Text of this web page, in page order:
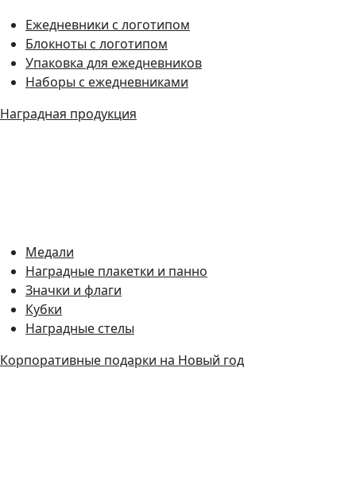
Ежедневники с логотипом
Блокноты с логотипом
Упаковка для ежедневников
Наборы с ежедневниками
Наградная продукция
Медали
Наградные плакетки и панно
Значки и флаги
Кубки
Наградные стелы
Корпоративные подарки на Новый год